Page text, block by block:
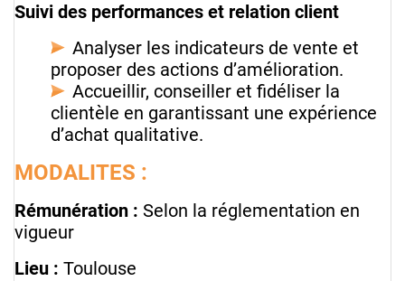
Suivi des performances et relation client
Analyser les indicateurs de vente et
proposer des actions d’amélioration.
Accueillir, conseiller et fidéliser la
clientèle en garantissant une expérience
d’achat qualitative.
MODALITES :
Rémunération : Selon la réglementation en
vigueur
Lieu : Toulouse